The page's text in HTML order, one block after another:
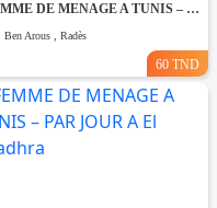
FEMME DE MENAGE A TUNIS – PAR JOUR A Rades
Ben Arous , Radès
60 TND